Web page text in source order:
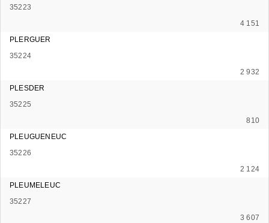
35223
4 151
PLERGUER
35224
2 932
PLESDER
35225
810
PLEUGUENEUC
35226
2 124
PLEUMELEUC
35227
3 607